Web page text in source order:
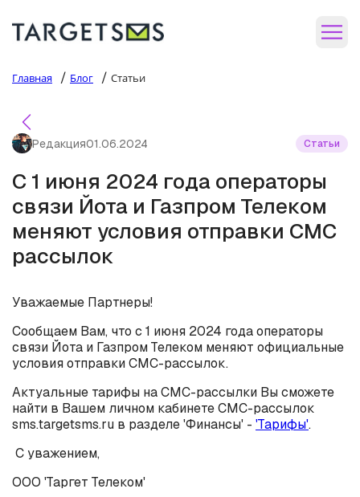
Главная / Блог / Статьи
Редакция01.06.2024 Статьи
С 1 июня 2024 года операторы
связи Йота и Газпром Телеком
меняют условия отправки СМС
рассылок
Уважаемые Партнеры!
Сообщаем Вам, что с 1 июня 2024 года операторы
связи Йота и Газпром Телеком меняют официальные
условия отправки СМС-рассылок.
Актуальные тарифы на СМС-рассылки Вы сможете
найти в Вашем личном кабинете СМС-рассылок
sms.targetsms.ru в разделе 'Финансы' - 'Тарифы'.
С уважением,
ООО 'Таргет Телеком'